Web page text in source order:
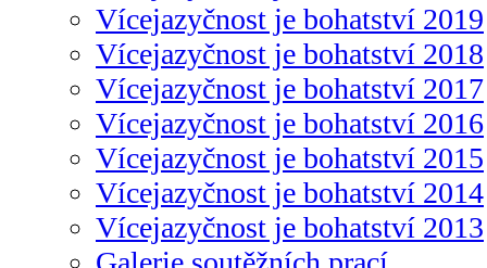
Vícejazyčnost je bohatství 2019
Vícejazyčnost je bohatství 2018
Vícejazyčnost je bohatství 2017
Vícejazyčnost je bohatství 2016
Vícejazyčnost je bohatství 2015
Vícejazyčnost je bohatství 2014
Vícejazyčnost je bohatství 2013